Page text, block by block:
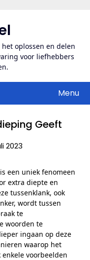
oplossen en delen
voor liefhebbers
Menu
Geeft
2023
een uniek fenomeen
extra diepte en
tussenklank, ook
wordt tussen
te
woorden te
ingaan op deze
waarop het
voorbeelden